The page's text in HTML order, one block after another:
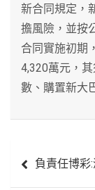
新合同規定，
擔風險，並按
合同實施初期
4,320萬元，
數、購置新大
章
負責任博彩